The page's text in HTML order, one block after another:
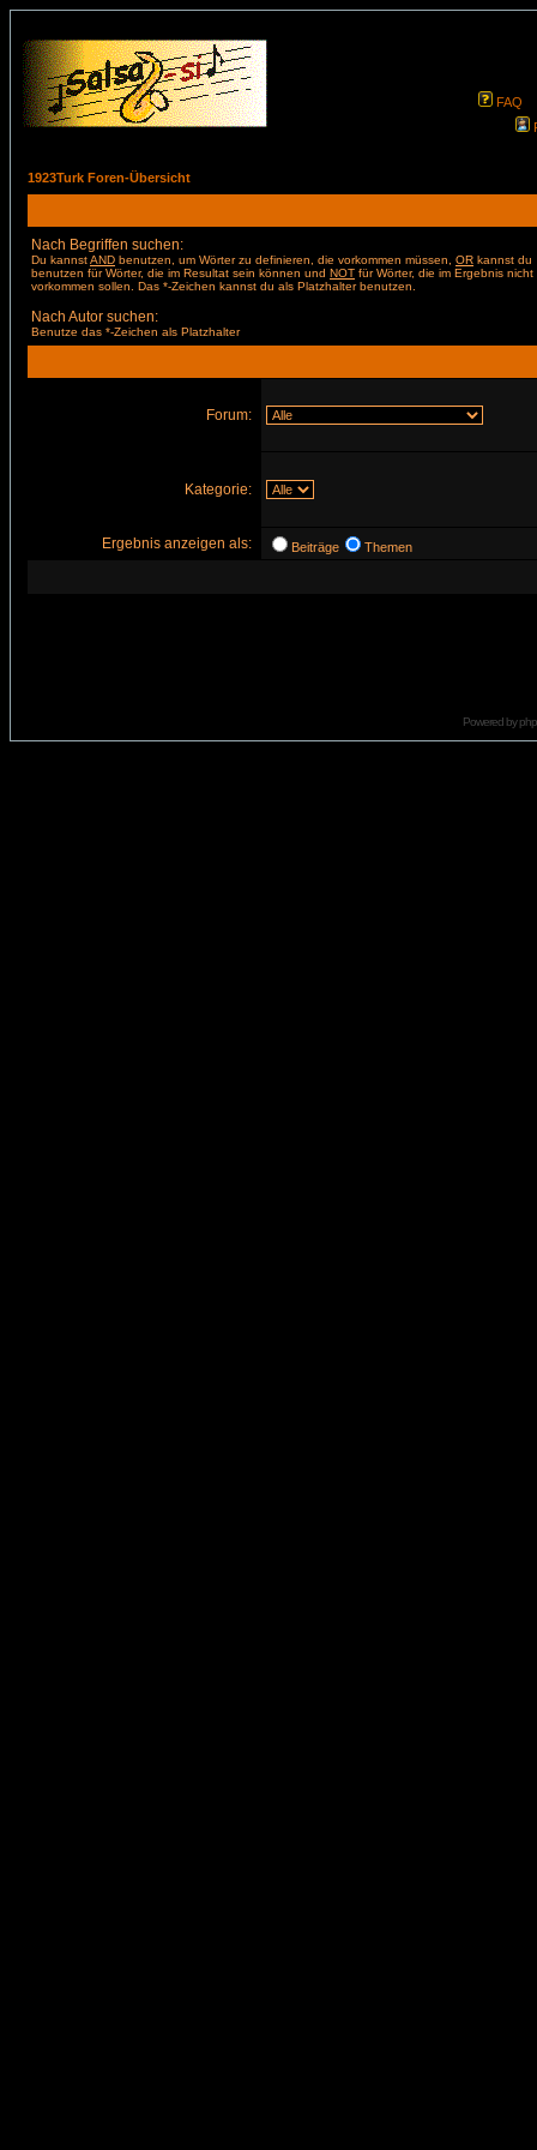
FAQ
1923Turk Foren-Übersicht
Nach Begriffen suchen:
Du kannstAND benutzen, um Wörter zu definieren, die vorkommen müssen, OR kannst du
benutzen für Wörter, die im Resultat sein können und NOT für Wörter, die im Ergebnis nicht
vorkommen sollen. Das *-Zeichen kannst du als Platzhalter benutzen.
Nach Autor suchen:
Benutze das *-Zeichen als Platzhalter
Forum:
Kategorie:
Ergebnis anzeigen als: Beiträge Themen
Powered by